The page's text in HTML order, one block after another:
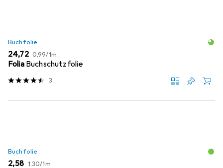
Buchfolie
EUR
24,72 EUR
0,99/1m
Folia Buchschutzfolie
3
Buchfolie
EUR
2,58 EUR
1,30/1m